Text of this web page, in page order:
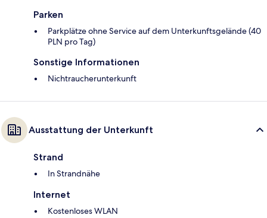
Parken
Parkplätze ohne Service auf dem Unterkunftsgelände (40
PLN pro Tag)
Sonstige Informationen
Nichtraucherunterkunft
Ausstattung der Unterkunft
Strand
In Strandnähe
Internet
Kostenloses WLAN